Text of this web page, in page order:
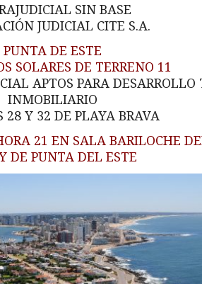
SIN BASE
JUDICIAL CITE S.A.
PUNTA DE ESTE
SOLARES DE TERRENO 11
APTOS PARA DESARROLLO
INMOBILIARIO
28 Y 32 DE PLAYA BRAVA
21 EN SALA BARILOCHE
DE PUNTA DEL ESTE